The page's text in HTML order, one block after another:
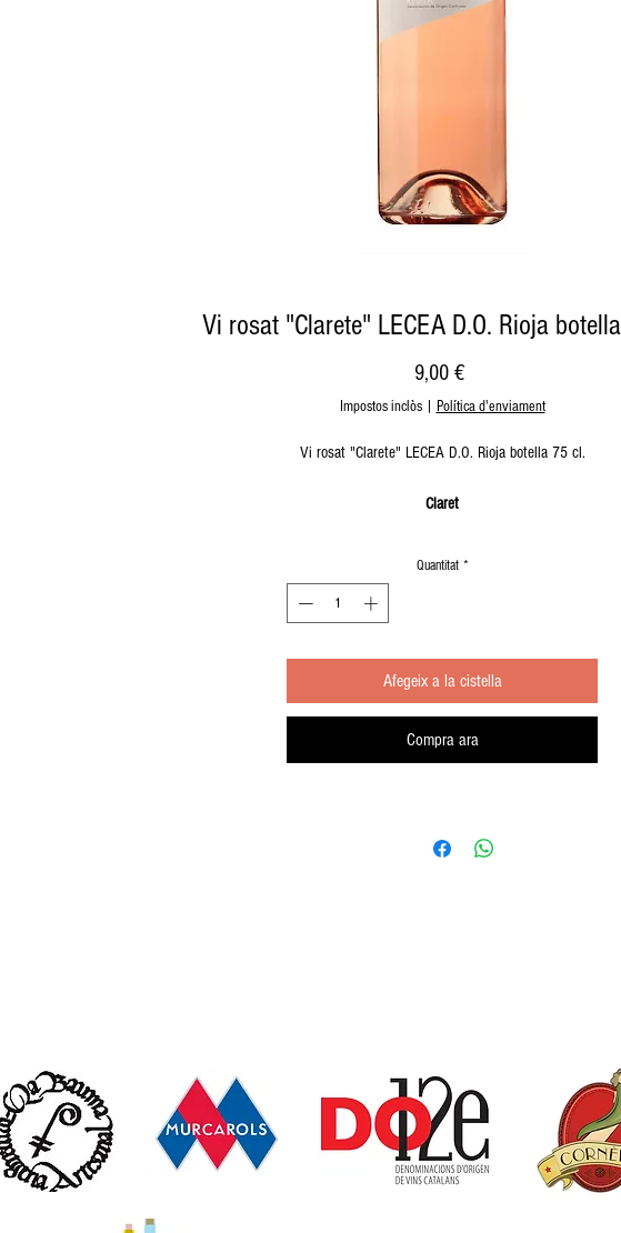
Vi rosat "Clarete" LECEA D.O. Rioja
9,00 €Price
Impostos inclòs| Política d'enviament
Vi rosat "Clarete" LECEA D.O. Rioja botella 75 cl.
Claret
VARIETAT
Garnacha 75%
Viura 25%
GRADUACIÓ ALCOHÒLICA
VINYES I TERRENY
Argil - calcari
Vi de color rosa pàl·lid. Al nas és un vi intens i complex. Trobem notes
flors blanques. A la boca és un vi equilibrat amb bona acidesa, trobem
un final llarg i cítric.
Quantitat *
Afegeix a la cistella
Compra ara